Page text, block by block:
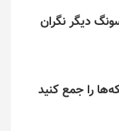
دیگر نگران